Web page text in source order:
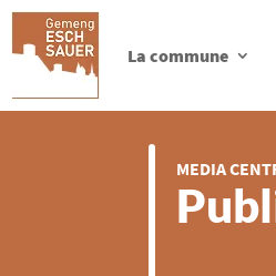
La commune
MEDIA